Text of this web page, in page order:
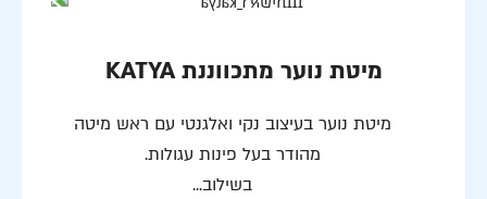
מיטת נוער מתכווננת KATYA
מיטת נוער בעיצוב נקי ואלגנטי עם ראש מיטה
מהודר בעל פינות עגולות.
בשילוב...